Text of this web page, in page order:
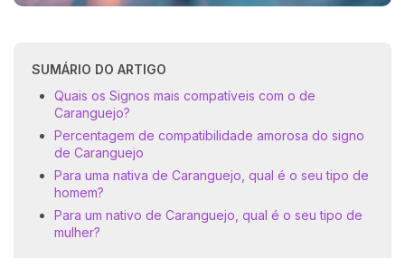
SUMÁRIO DO ARTIGO
Quais os Signos mais compatíveis com o de
Caranguejo?
Percentagem de compatibilidade amorosa do signo
de Caranguejo
Para uma nativa de Caranguejo, qual é o seu tipo de
homem?
Para um nativo de Caranguejo, qual é o seu tipo de
mulher?